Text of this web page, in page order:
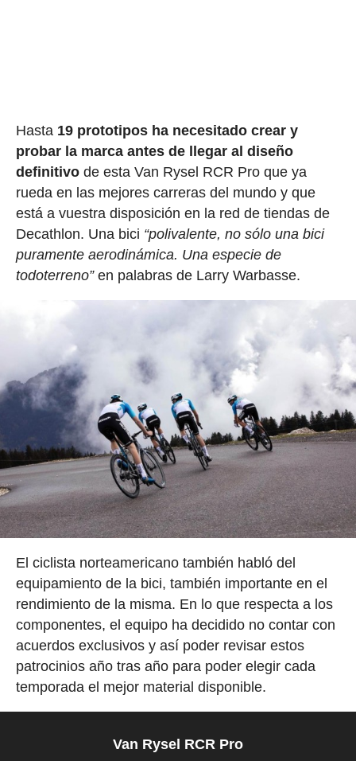
Hasta 19 prototipos ha necesitado crear y
probar la marca antes de llegar al diseño
definitivode esta Van Rysel RCR Pro que ya
rueda en las mejores carreras del mundo y que
está a vuestra disposición en la red de tiendas de
Decathlon. Una bici “polivalente, no sólo una bici
puramente aerodinámica. Una especie de
todoterreno”en palabras de Larry Warbasse.
El ciclista norteamericano también habló del
equipamiento de la bici, también importante en el
rendimiento de la misma. En lo que respecta a los
componentes, el equipo ha decidido no contar con
acuerdos exclusivos y así poder revisar estos
patrocinios año tras año para poder elegir cada
temporada el mejor material disponible.
Van Rysel RCR Pro